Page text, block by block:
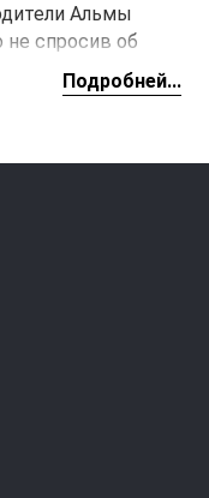
Альмы
не спросив об
отыскать
другу
Подробней...